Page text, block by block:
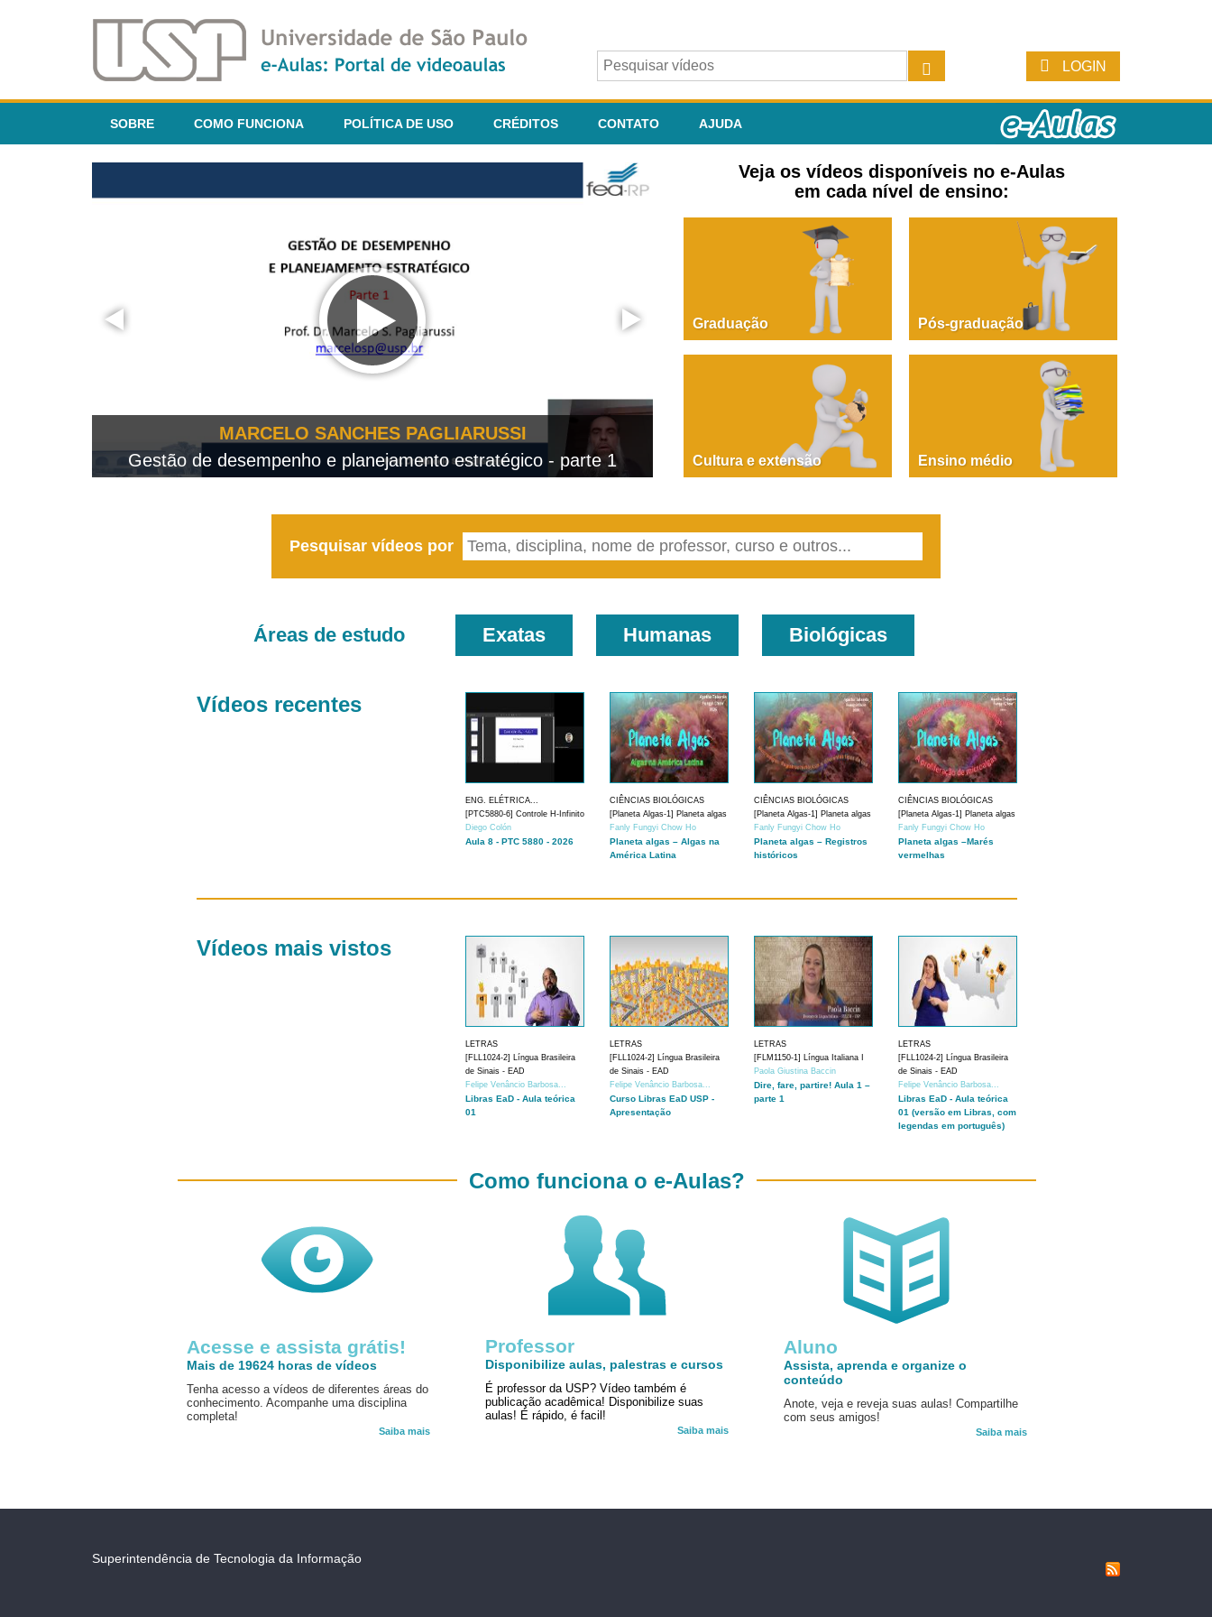
LOGIN
SOBRE COMO FUNCIONA POLÍTICA DE USO CRÉDITOS CONTATO AJUDA
MARCELO SANCHES PAGLIARUSSI
Gestão de desempenho e planejamento estratégico - parte 1
PAOLA GIUSTINA BACCIN
Dire, fare, partire! Aula 1 – parte 1
Veja os vídeos disponíveis no e-Aulas
em cada nível de ensino:
Graduação Pós-graduação
Cultura e extensão Ensino médio
Pesquisar vídeos por
Áreas de estudo Exatas Humanas Biológicas
Vídeos recentes
ENG. ELÉTRICA...
[PTC5880-6] Controle H-Infinito
Diego Colón
Aula 8 - PTC 5880 - 2026
CIÊNCIAS BIOLÓGICAS
[Planeta Algas-1] Planeta algas
Fanly Fungyi Chow Ho
Planeta algas – Algas na
América Latina
CIÊNCIAS BIOLÓGICAS
[Planeta Algas-1] Planeta algas
Fanly Fungyi Chow Ho
Planeta algas – Registros
históricos
CIÊNCIAS BIOLÓGICAS
[Planeta Algas-1] Planeta algas
Fanly Fungyi Chow Ho
Planeta algas –Marés
vermelhas
Vídeos mais vistos
LETRAS
[FLL1024-2] Língua Brasileira
de Sinais - EAD
Felipe Venâncio Barbosa...
Libras EaD - Aula teórica
01
LETRAS
[FLL1024-2] Língua Brasileira
de Sinais - EAD
Felipe Venâncio Barbosa...
Curso Libras EaD USP -
Apresentação
LETRAS
[FLM1150-1] Língua Italiana I
Paola Giustina Baccin
Dire, fare, partire! Aula 1 –
parte 1
LETRAS
[FLL1024-2] Língua Brasileira
de Sinais - EAD
Felipe Venâncio Barbosa...
Libras EaD - Aula teórica
01 (versão em Libras, com
legendas em português)
Acesse e assista grátis!
Mais de 19624 horas de vídeos
Tenha acesso a vídeos de diferentes áreas do
conhecimento. Acompanhe uma disciplina
completa!
Saiba mais
Aluno
Assista, aprenda e organize o
conteúdo
Anote, veja e reveja suas aulas! Compartilhe
com seus amigos!
Saiba mais
Como funciona o e-Aulas?
Professor
Disponibilize aulas, palestras e cursos
É professor da USP? Vídeo também é
publicação acadêmica! Disponibilize suas
aulas! É rápido, é facil!
Saiba mais
Superintendência de Tecnologia da Informação